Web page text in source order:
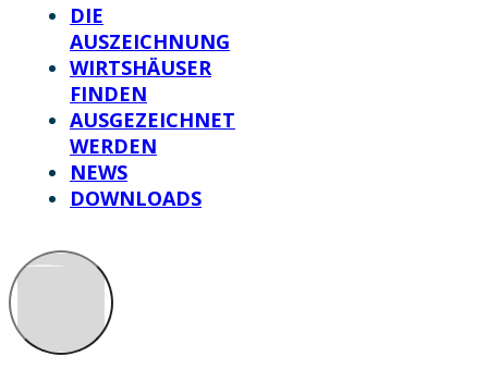
DIE
AUSZEICHNUNG
WIRTSHÄUSER
FINDEN
AUSGEZEICHNET
WERDEN
NEWS
DOWNLOADS